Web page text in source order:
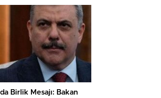
Birlik Mesajı: Bakan